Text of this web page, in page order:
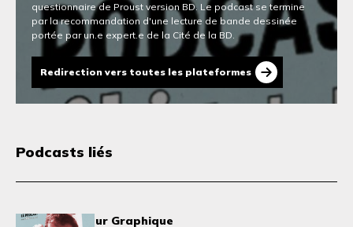
questionnaire de Proust version BD. Le podcast se termine
par la recommandation d'une lecture de bande dessinée
portée par un.e expert.e de la Cité de la BD.
Redirection vers toutes les plateformes
Podcasts liés
Ep.100 : Terreur Graphique